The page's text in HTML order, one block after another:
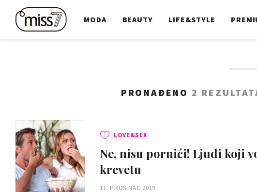
MODA BEAUTY LIFE&STYLE
PRONAĐENO 2
LOVE&SEX
Ne, nisu pornići! Ljudi koji
krevetu
11. PROSINAC 2019.